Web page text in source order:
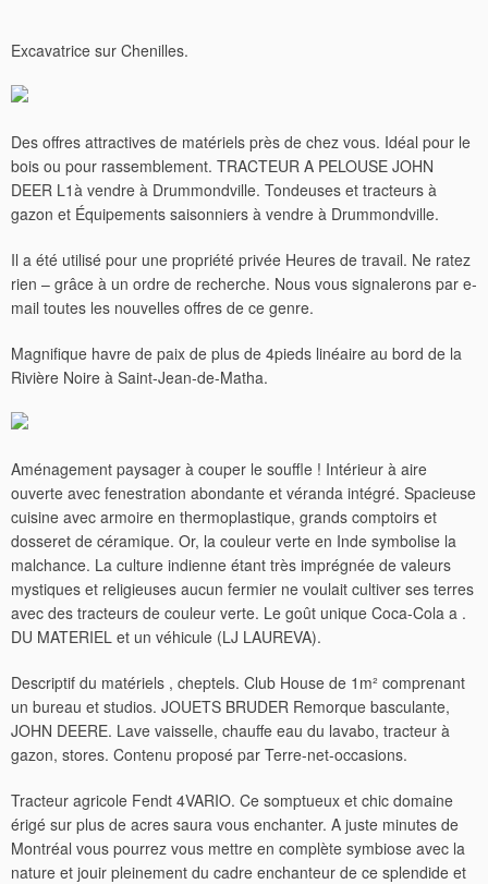
Excavatrice sur Chenilles.
Des offres attractives de matériels près de chez vous. Idéal pour le
bois ou pour rassemblement. TRACTEUR A PELOUSE JOHN
DEER L1à vendre à Drummondville. Tondeuses et tracteurs à
gazon et Équipements saisonniers à vendre à Drummondville.
Il a été utilisé pour une propriété privée Heures de travail. Ne ratez
rien – grâce à un ordre de recherche. Nous vous signalerons par e-
mail toutes les nouvelles offres de ce genre.
Magnifique havre de paix de plus de 4pieds linéaire au bord de la
Rivière Noire à Saint-Jean-de-Matha.
Aménagement paysager à couper le souffle ! Intérieur à aire
ouverte avec fenestration abondante et véranda intégré. Spacieuse
cuisine avec armoire en thermoplastique, grands comptoirs et
dosseret de céramique. Or, la couleur verte en Inde symbolise la
malchance. La culture indienne étant très imprégnée de valeurs
mystiques et religieuses aucun fermier ne voulait cultiver ses terres
avec des tracteurs de couleur verte. Le goût unique Coca-Cola a .
DU MATERIEL et un véhicule (LJ LAUREVA).
Descriptif du matériels , cheptels. Club House de 1m² comprenant
un bureau et studios. JOUETS BRUDER Remorque basculante,
JOHN DEERE. Lave vaisselle, chauffe eau du lavabo, tracteur à
gazon, stores. Contenu proposé par Terre-net-occasions.
Tracteur agricole Fendt 4VARIO. Ce somptueux et chic domaine
érigé sur plus de acres saura vous enchanter. A juste minutes de
Montréal vous pourrez vous mettre en complète symbiose avec la
nature et jouir pleinement du cadre enchanteur de ce splendide et